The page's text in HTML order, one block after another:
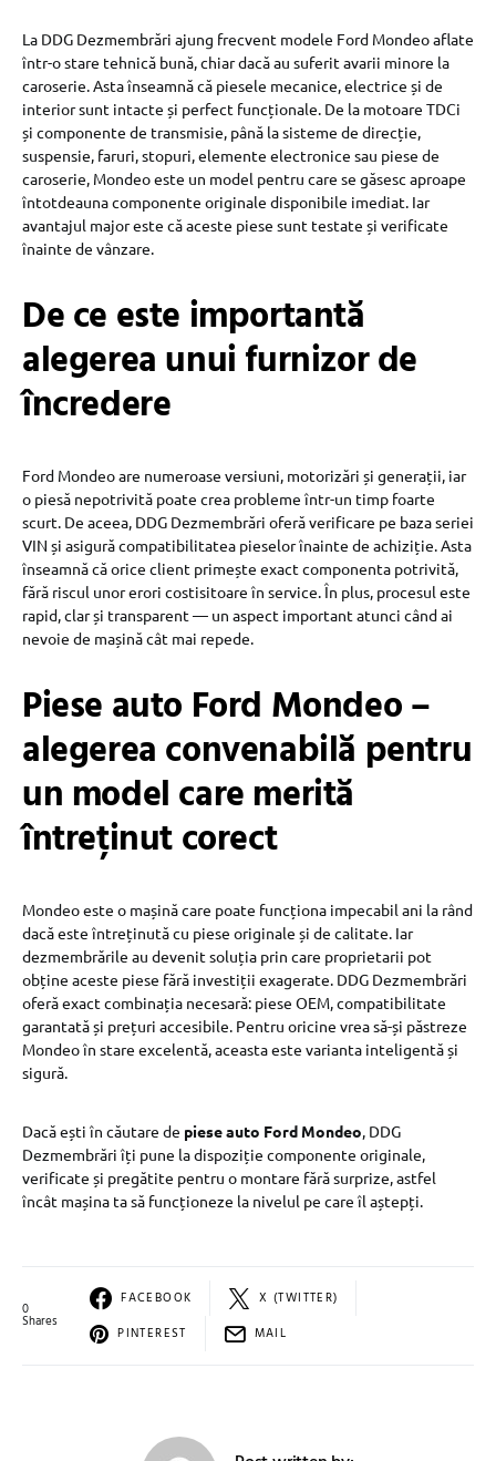
La DDG Dezmembrări ajung frecvent modele Ford Mondeo aflate
într-o stare tehnică bună, chiar dacă au suferit avarii minore la
caroserie. Asta înseamnă că piesele mecanice, electrice și de
interior sunt intacte și perfect funcționale. De la motoare TDCi
și componente de transmisie, până la sisteme de direcție,
suspensie, faruri, stopuri, elemente electronice sau piese de
caroserie, Mondeo este un model pentru care se găsesc aproape
întotdeauna componente originale disponibile imediat. Iar
avantajul major este că aceste piese sunt testate și verificate
înainte de vânzare.
De ce este importantă
alegerea unui furnizor de
încredere
Ford Mondeo are numeroase versiuni, motorizări și generații, iar
o piesă nepotrivită poate crea probleme într-un timp foarte
scurt. De aceea, DDG Dezmembrări oferă verificare pe baza seriei
VIN și asigură compatibilitatea pieselor înainte de achiziție. Asta
înseamnă că orice client primește exact componenta potrivită,
fără riscul unor erori costisitoare în service. În plus, procesul este
rapid, clar și transparent — un aspect important atunci când ai
nevoie de mașină cât mai repede.
Piese auto Ford Mondeo –
alegerea convenabilă pentru
un model care merită
întreținut corect
Mondeo este o mașină care poate funcționa impecabil ani la rând
dacă este întreținută cu piese originale și de calitate. Iar
dezmembrările au devenit soluția prin care proprietarii pot
obține aceste piese fără investiții exagerate. DDG Dezmembrări
oferă exact combinația necesară: piese OEM, compatibilitate
garantată și prețuri accesibile. Pentru oricine vrea să-și păstreze
Mondeo în stare excelentă, aceasta este varianta inteligentă și
sigură.
Dacă ești în căutare de piese auto Ford Mondeo, DDG
Dezmembrări îți pune la dispoziție componente originale,
verificate și pregătite pentru o montare fără surprize, astfel
încât mașina ta să funcționeze la nivelul pe care îl aștepți.
0
Shares
FACEBOOK
X (TWITTER)
PINTEREST
MAIL